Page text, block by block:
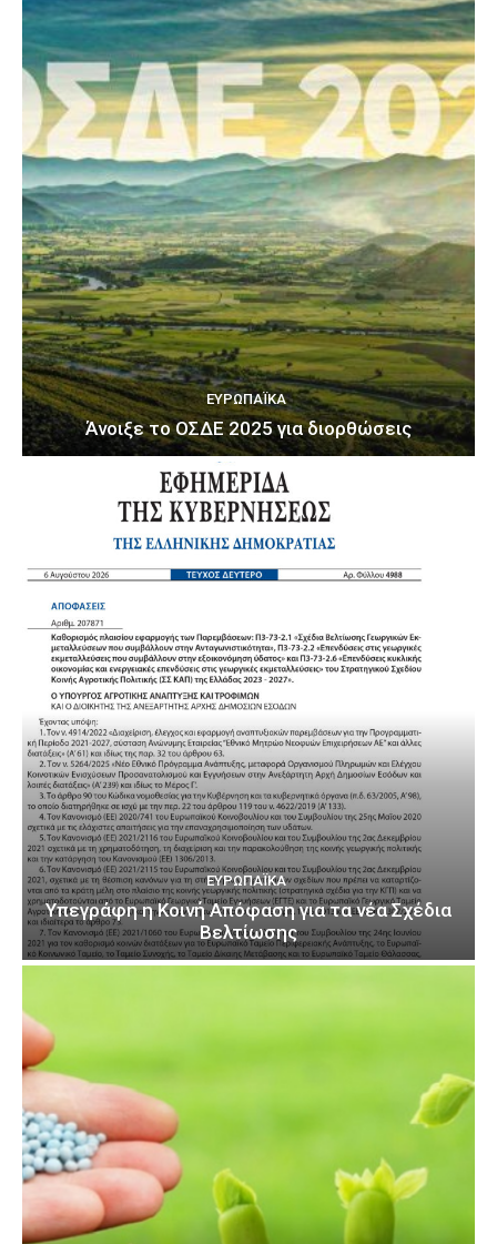
ΕΥΡΩΠΑΪΚΆ
Άνοιξε το ΟΣΔΕ 2025 για διορθώσεις
ΕΥΡΩΠΑΪΚΆ
Υπεγράφη η Κοινή Απόφαση για τα νέα Σχέδια
Βελτίωσης